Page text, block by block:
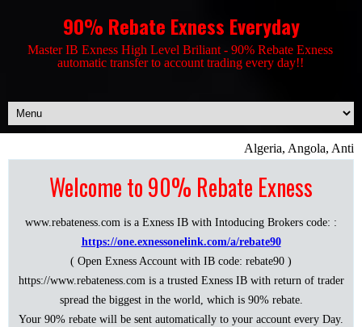
90% Rebate Exness Everyday
Master IB Exness High Level Briliant - 90% Rebate Exness
automatic transfer to account trading every day!!
Algeria, Angola,
Welcome to 90% Rebate Exness
www.rebateness.com is a Exness IB with Intoducing Brokers code: :
https://one.exnessonelink.com/a/rebate90
( Open Exness Account with IB code: rebate90 )
https://www.rebateness.com is a trusted Exness IB with return of trader
spread the biggest in the world, which is 90% rebate.
Your 90% rebate will be sent automatically to your account every Day.